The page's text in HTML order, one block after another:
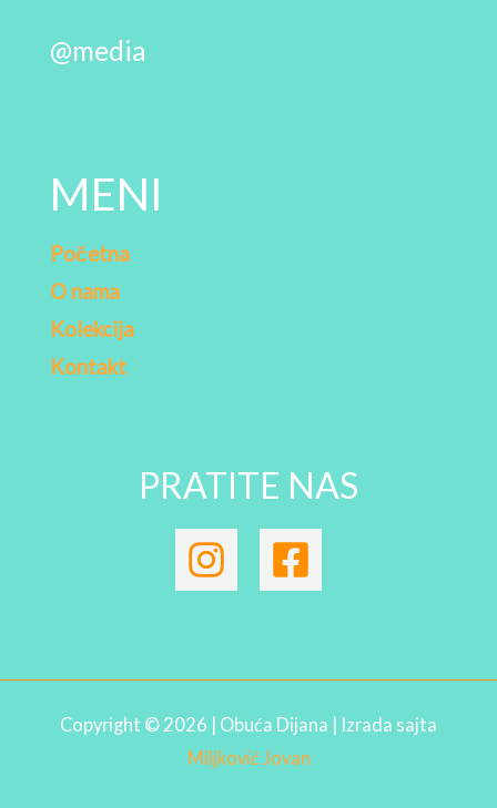
@media
MENI
Početna
O nama
Kolekcija
Kontakt
PRATITE NAS
Copyright © 2026 | Obuća Dijana | Izrada sajta
Miljković Jovan